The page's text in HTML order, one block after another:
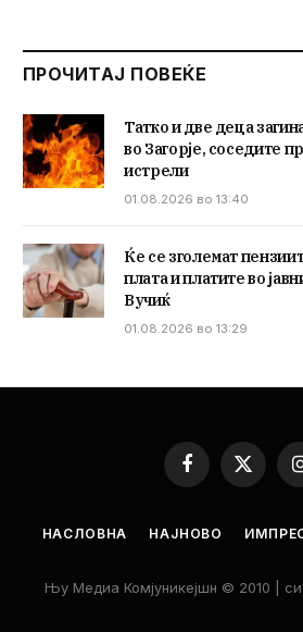
ПРОЧИТАЈ ПОВЕЌЕ
Татко и две деца
во Загорје, соседите
истрели
01.08.2026 во 13:40
Ќе се зголемат
плата и платите во
Вучиќ
01.08.2026 во 13:29
Facebook
X
(Twitter)
НАСЛОВНА НАЈНОВО
Њу Медиа Комјуникејшн © 2010 |